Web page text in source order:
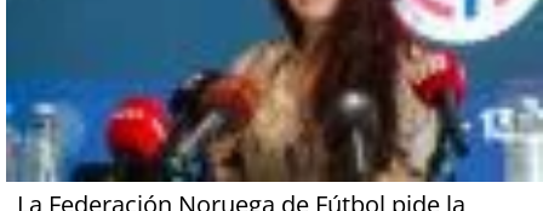
La Federación Noruega de Fútbol pide la